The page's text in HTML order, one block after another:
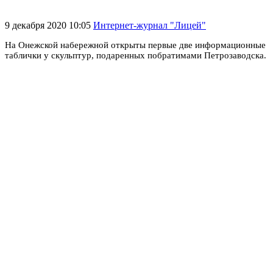
9 декабря 2020 10:05 Интернет-журнал "Лицей"
На Онежской набережной открыты первые две информационные
таблички у скульптур, подаренных побратимами Петрозаводска.